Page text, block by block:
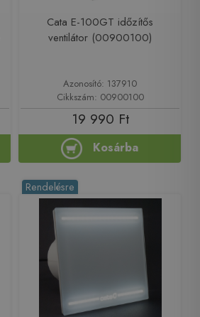
Cata E-100GT időzítős
ventilátor (00900100)
Azonosító: 137910
Cikkszám: 00900100
19 990 Ft
Kosárba
Rendelésre